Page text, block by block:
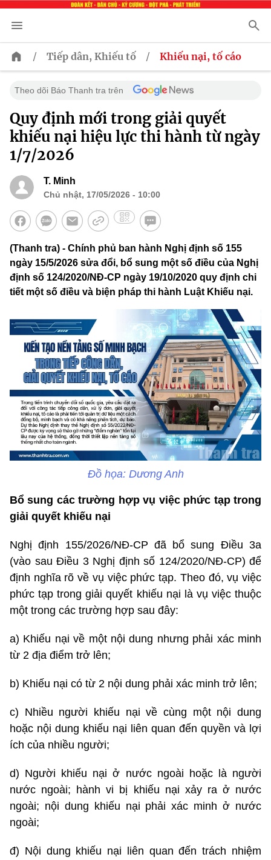
/ Tiếp dân, Khiếu tố / Khiếu nại, tố cáo
Theo dõi Báo Thanh tra trên
Quy định mới trong giải quyết
khiếu nại hiệu lực thi hành từ ngày
1/7/2026
T. Minh
Chủ nhật, 17/05/2026 - 10:00
(Thanh tra) - Chính phủ ban hành Nghị định số 155
ngày 15/5/2026 sửa đổi, bổ sung một số điều của Nghị
định số 124/2020/NĐ-CP ngày 19/10/2020 quy định chi
tiết một số điều và biện pháp thi hành Luật Khiếu nại.
Đồ họa: Dương Anh
Bổ sung các trường hợp vụ việc phức tạp trong
giải quyết khiếu nại
Nghị định 155/2026/NĐ-CP đã bổ sung Điều 3a
(vào sau Điều 3 Nghị định số 124/2020/NĐ-CP) để
định nghĩa rõ về vụ việc phức tạp. Theo đó, vụ việc
phức tạp trong giải quyết khiếu nại là vụ việc thuộc
một trong các trường hợp sau đây:
a) Khiếu nại về một nội dung nhưng phải xác minh
từ 2 địa điểm trở lên;
b) Khiếu nại có từ 2 nội dung phải xác minh trở lên;
c) Nhiều người khiếu nại về cùng một nội dung
hoặc nội dung khiếu nại liên quan đến quyền và lợi
ích của nhiều người;
d) Người khiếu nại ở nước ngoài hoặc là người
nước ngoài; hành vi bị khiếu nại xảy ra ở nước
ngoài; nội dung khiếu nại phải xác minh ở nước
ngoài;
đ) Nội dung khiếu nại liên quan đến trách nhiệm